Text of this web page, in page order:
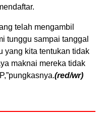
telah mengambil
tunggu sampai tanggal
yang kita tentukan tidak
maknai mereka tidak
(red/wr)